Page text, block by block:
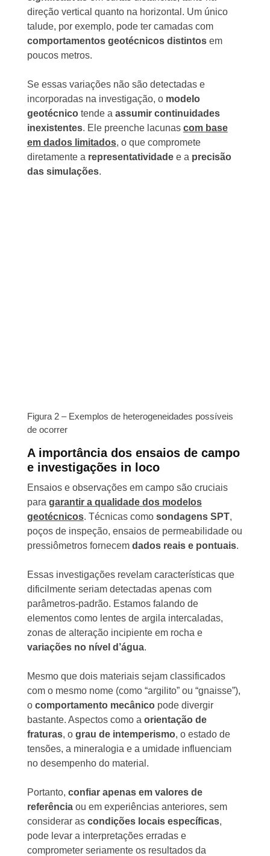
direção vertical quanto na horizontal. Um único
talude, por exemplo, pode ter camadas com
comportamentos geotécnicos distintosem
poucos metros.
Se essas variações não são detectadas e
incorporadas na investigação, o modelo
geotécnicotende a assumir continuidades
inexistentes. Ele preenche lacunas com base
em dados limitados, o que compromete
diretamente a representatividadee a precisão
das simulações.
Figura 2 – Exemplos de heterogeneidades possíveis
de ocorrer
A importância dos ensaios de campo
e investigações in loco
Ensaios e observações em campo são cruciais
para garantir a qualidade dos modelos
geotécnicos. Técnicas como sondagens SPT,
poços de inspeção, ensaios de permeabilidade ou
pressiômetros fornecem dados reais e pontuais.
Essas investigações revelam características que
dificilmente seriam detectadas apenas com
parâmetros-padrão. Estamos falando de
elementos como lentes de argila intercaladas,
zonas de alteração incipiente em rocha e
variações no nível d’água.
Mesmo que dois materiais sejam classificados
com o mesmo nome (como “argilito” ou “gnaisse”),
o comportamento mecânicopode divergir
bastante. Aspectos como a orientação de
fraturas, o grau de intemperismo, o estado de
tensões, a mineralogia e a umidade influenciam
no desempenho do material.
Portanto, confiar apenas em valores de
referênciaou em experiências anteriores, sem
considerar as condições locais específicas,
pode levar a interpretações erradas e
comprometer seriamente os resultados da